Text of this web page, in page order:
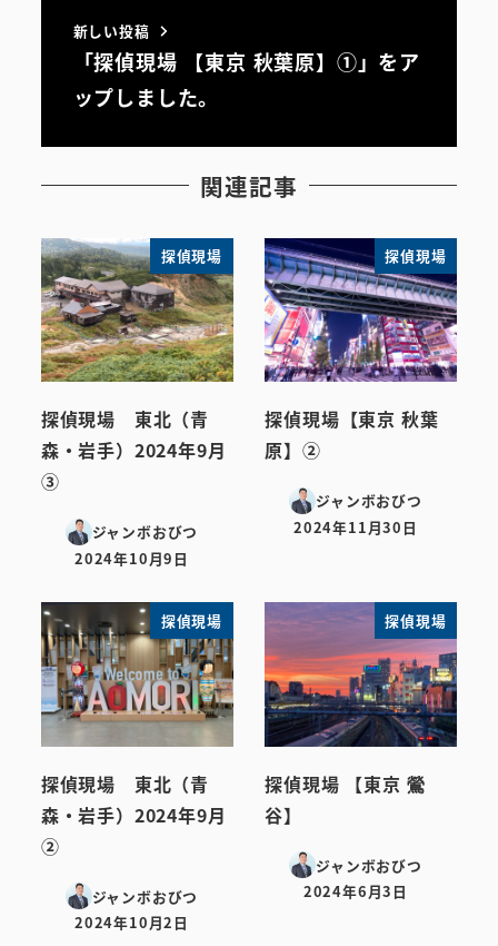
新しい投稿
「探偵現場 【東京 秋葉原】①」をア
ップしました。
関連記事
探偵現場
探偵現場 東北（青
森・岩手）2024年9月
③
ジャンボおびつ
投稿日
2024年10月9日
探偵現場
探偵現場【東京 秋葉
原】②
ジャンボおびつ
投稿日
2024年11月30日
探偵現場
探偵現場 東北（青
森・岩手）2024年9月
②
ジャンボおびつ
投稿日
2024年10月2日
探偵現場
探偵現場 【東京 鶯
谷】
ジャンボおびつ
投稿日
2024年6月3日